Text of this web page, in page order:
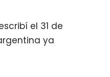
el 31 de
ya